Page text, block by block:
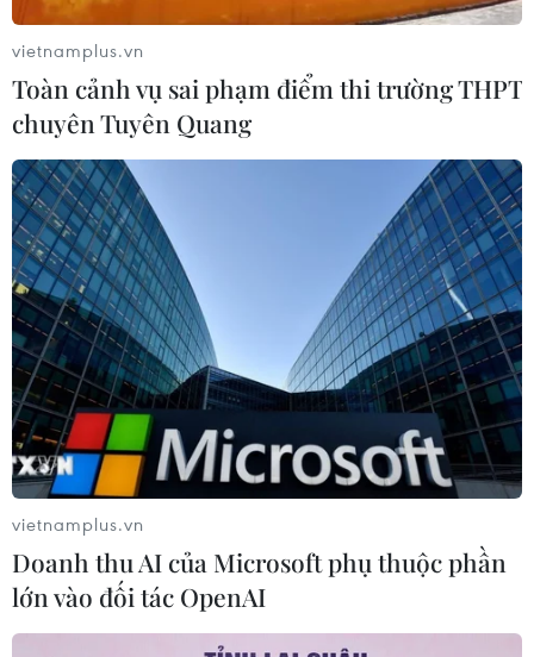
CƠ QUAN CHỦ QUẢN: THÔNG TẤN XÃ VIỆT NAM
Tổng Biên tập: TRẦN TIẾN DUẨN
Phó Tổng Biên tập: NGUYỄN THỊ TÁM, KHÚC THANH
THỦY
Sở hữu trí tuệ
Quy định sử dụng
RSS
Hỗ trợ
Ngôn ngữ
Dịch vụ tin
Quảng cáo
Liên hệ
Giấy phép số: 1374/GP-BTTTT do Bộ Thông tin và Truyền thông
vietnamplus.vn
Toàn cảnh vụ sai phạm điểm thi trường THPT
chuyên Tuyên Quang
vietnamplus.vn
Doanh thu AI của Microsoft phụ thuộc phần
lớn vào đối tác OpenAI